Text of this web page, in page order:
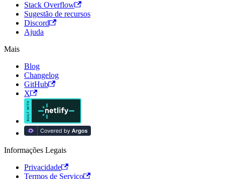
Stack Overflow
Sugestão de recursos
Discord
Ajuda
Mais
Blog
Changelog
GitHub
X
Informações Legais
Privacidade
Termos de Serviço